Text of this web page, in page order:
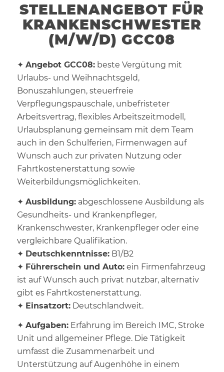
STELLENANGEBOT FÜR
KRANKENSCHWESTER
(M/W/D) GCC08
✦ Angebot GCC08:beste Vergütung mit
Urlaubs- und Weihnachtsgeld,
Bonuszahlungen, steuerfreie
Verpflegungspauschale, unbefristeter
Arbeitsvertrag, flexibles Arbeitszeitmodell,
Urlaubsplanung gemeinsam mit dem Team
auch in den Schulferien, Firmenwagen auf
Wunsch auch zur privaten Nutzung oder
Fahrtkostenerstattung sowie
Weiterbildungsmöglichkeiten.
✦ Ausbildung:abgeschlossene Ausbildung als
Gesundheits- und Krankenpfleger,
Krankenschwester, Krankenpfleger oder eine
vergleichbare Qualifikation.
✦ Deutschkenntnisse:B1/B2
✦ Führerschein und Auto:ein Firmenfahrzeug
ist auf Wunsch auch privat nutzbar, alternativ
gibt es Fahrtkostenerstattung.
✦ Einsatzort:Deutschlandweit.
✦ Aufgaben:Erfahrung im Bereich IMC, Stroke
Unit und allgemeiner Pflege. Die Tätigkeit
umfasst die Zusammenarbeit und
Unterstützung auf Augenhöhe in einem